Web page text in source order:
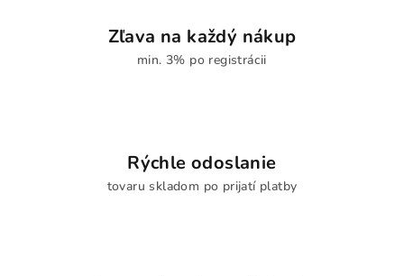
Zľava na každý nákup
min. 3% po registrácii
Rýchle odoslanie
tovaru skladom po prijatí platby